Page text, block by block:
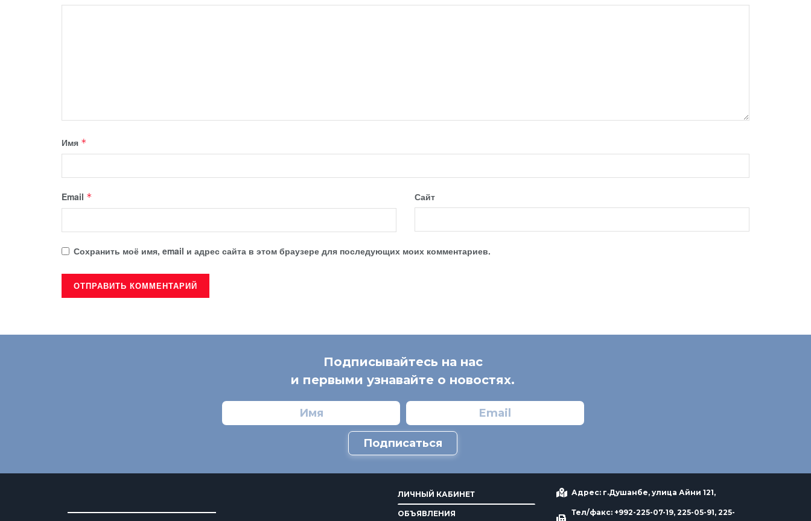
Имя *
Email * Сайт
Сохранить моё имя, email и адрес сайта в этом браузере для последующих моих комментариев.
Подписывайтесь на нас
и первыми узнавайте о новостях.
Подписаться
ЛИЧНЫЙ КАБИНЕТ
ОБЪЯВЛЕНИЯ
Адрес: г.Душанбе, улица Айни 121,
Тел/факс: +992-225-07-19, 225-05-91, 225-